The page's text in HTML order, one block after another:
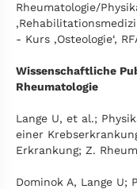
Rheumatologie/
- Kurs ‚Osteologie‘,
Wissenschaftliche
Rheumatologie
Lange U, et al.;
einer
Erkrankung; Z.
Dominok A, Lange U;